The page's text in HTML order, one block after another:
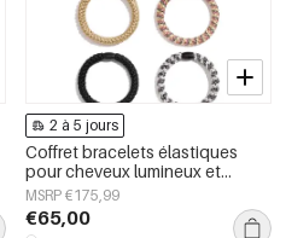
2 à 5 jours
Coffret bracelets élastiques
pour cheveux lumineux et
basiques - multi
MSRP €175,99
€65,00